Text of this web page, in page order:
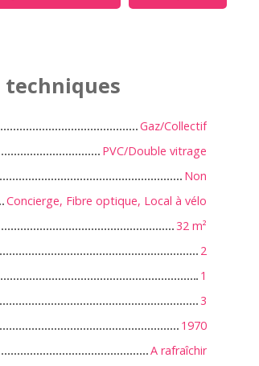
techniques
Gaz/Collectif
PVC/Double vitrage
Non
Concierge, Fibre optique, Local à vélo
32 m²
2
1
3
1970
A rafraîchir